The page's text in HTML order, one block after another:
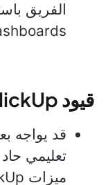
الفريق
قيود ClickUp
قد يواجه
تعليمي
ميزات ClickUp